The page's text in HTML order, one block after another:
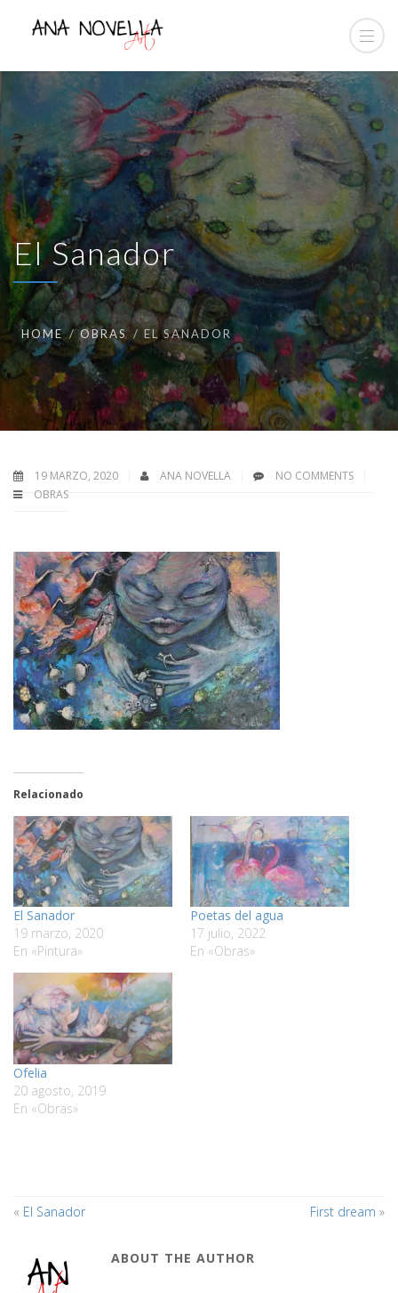
El Sanador
HOME OBRAS EL SANADOR
19 MARZO, 2020 ANA NOVELLA
NO COMMENTS
OBRAS
Relacionado
El Sanador
19 marzo, 2020
En «Pintura»
Poetas del agua
17 julio, 2022
En «Obras»
Ofelia
20 agosto, 2019
En «Obras»
« El Sanador First dream »
ABOUT THE AUTHOR